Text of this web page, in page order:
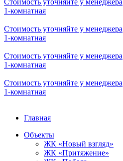
Стоимость уточняйте у менеджера
1-комнатная
Стоимость уточняйте у менеджера
1-комнатная
Стоимость уточняйте у менеджера
1-комнатная
Стоимость уточняйте у менеджера
1-комнатная
Стоимость уточняйте у менеджера
1-комнатная
Стоимость уточняйте у менеджера
1-комнатная